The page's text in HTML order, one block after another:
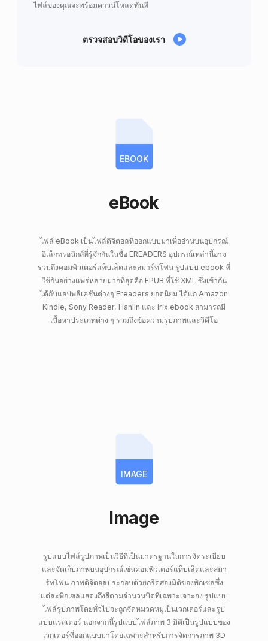
ไฟล์ของคุณจะพร้อมดาวน์โหลดทันที
ตรวจสอบวิดีโอของเรา
EBOOK
eBook
ไฟล์ eBook เป็นไฟล์ดิจิตอลที่ออกแบบมาเพื่ออ่านบนอุปกรณ์
อิเล็กทรอนิกส์ที่รู้จักกันในชื่อ EREADERS อุปกรณ์เหล่านี้อาจ
รวมถึงคอมพิวเตอร์แท็บเล็ตและสมาร์ทโฟน รูปแบบ ebook ที่
ใช้กันอย่างแพร่หลายมากที่สุดคือ EPUB ที่ใช้ XML ซึ่งเข้ากัน
ได้กับแอปพลิเคชันต่างๆ Ereaders ยอดนิยม ได้แก่ Amazon
Kindle, Sony Reader, Hanlin และ Irix ebook สามารถมี
เนื้อหาประเภทต่าง ๆ รวมถึงข้อความรูปภาพและวิดีโอ
IMAGE
Image
รูปแบบไฟล์รูปภาพเป็นวิธีที่เป็นมาตรฐานในการจัดระเบียบ
และจัดเก็บภาพบนอุปกรณ์เช่นคอมพิวเตอร์แท็บเล็ตและสมา
ร์ทโฟน ภาพดิจิตอลประกอบด้วยกริดสองมิติของพิกเซลซึ่ง
แต่ละพิกเซลแสดงถึงสีตามจำนวนบิตที่เฉพาะเจาะจง รูปแบบ
ไฟล์รูปภาพโดยทั่วไปจะถูกจัดหมวดหมู่เป็นเวกเตอร์และรูป
แบบแรสเตอร์ นอกจากนี้รูปแบบไฟล์ภาพ 3 มิติเป็นรูปแบบของ
เวกเตอร์ที่ออกแบบมาโดยเฉพาะสำหรับการจัดการภาพ 3D